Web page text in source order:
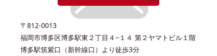
〒812-0013
福岡市博多区博多駅東２丁目４−１４ 第２ヤマトビル１階
博多駅筑紫口（新幹線口）より徒歩3分